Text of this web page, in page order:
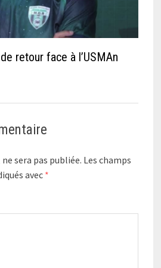
retour face à l’USMAn
sera pas publiée. Les champs
avec *